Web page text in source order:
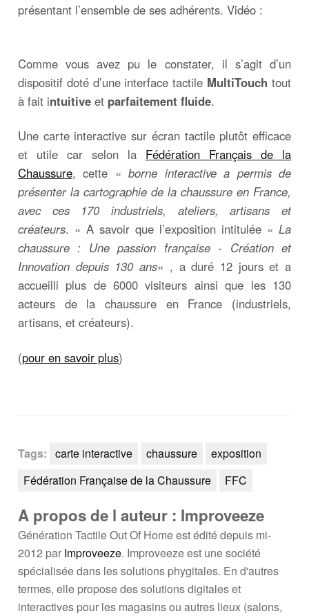
présentant l’ensemble de ses adhérents. Vidéo :
Comme vous avez pu le constater, il s’agit d’un
dispositif doté d’une interface tactile MultiTouch tout
à fait intuitive et parfaitement fluide.
Une carte interactive sur écran tactile plutôt efficace
et utile car selon la Fédération Français de la
Chaussure, cette «borne interactive a permis de
présenter la cartographie de la chaussure en France,
avec ces 170 industriels, ateliers, artisans et
créateurs. » A savoir que l’exposition intitulée « La
chaussure : Une passion française - Création et
Innovation depuis 130 ans« , a duré 12 jours et a
accueilli plus de 6000 visiteurs ainsi que les 130
acteurs de la chaussure en France (industriels,
artisans, et créateurs).
(pour en savoir plus)
Tags: carte interactive chaussure
exposition
Fédération Française de la Chaussure
FFC
A propos de l auteur : Improveeze
Génération Tactile Out Of Home est édité depuis mi-
2012 par Improveeze. Improveeze est une société
spécialisée dans les solutions phygitales. En d'autres
termes, elle propose des solutions digitales et
interactives pour les magasins ou autres lieux (salons,